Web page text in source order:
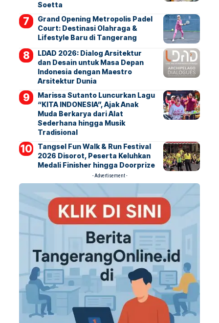
Soetta
Grand Opening Metropolis Padel
Court: Destinasi Olahraga &
Lifestyle Baru di Tangerang
LDAD 2026: Dialog Arsitektur
dan Desain untuk Masa Depan
Indonesia dengan Maestro
Arsitektur Dunia
Marissa Sutanto Luncurkan Lagu
“KITA INDONESIA”, Ajak Anak
Muda Berkarya dari Alat
Sederhana hingga Musik
Tradisional
Tangsel Fun Walk & Run Festival
2026 Disorot, Peserta Keluhkan
Medali Finisher hingga Doorprize
- Advertisement -